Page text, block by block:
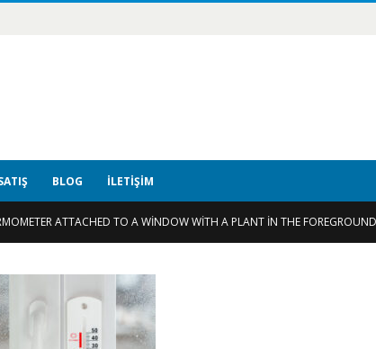
BLOG İLETIŞIM
ATTACHED TO A WINDOW WITH A PLANT IN THE FOREGROUND